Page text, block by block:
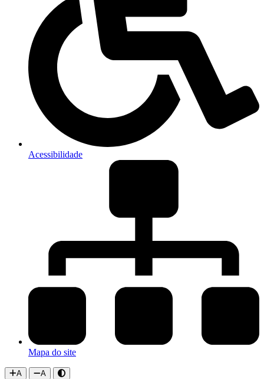
Acessibilidade
Mapa do site
A A